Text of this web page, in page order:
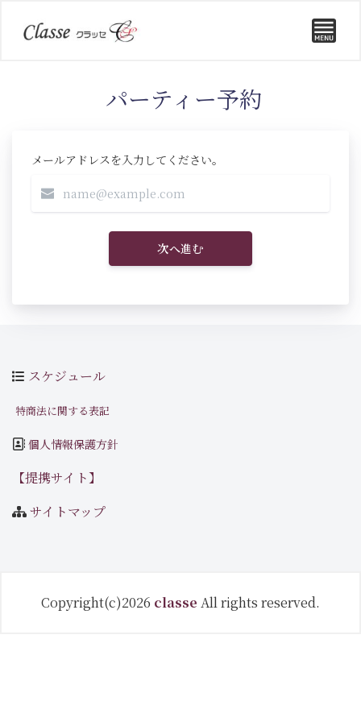
パーティー予約
メールアドレスを入力してください。
次へ進む
スケジュール
特商法に関する表記
個人情報保護方針
【提携サイト】
サイトマップ
Copyright(c)2026 classe All rights reserved.